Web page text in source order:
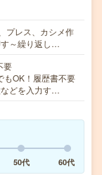
プレス、カシメ作
～繰り返し…
要
OK！履歴書不要
どを入力す…
50代 60代